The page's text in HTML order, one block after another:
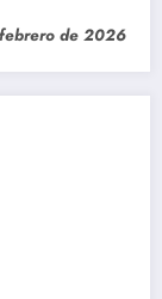
de 2026